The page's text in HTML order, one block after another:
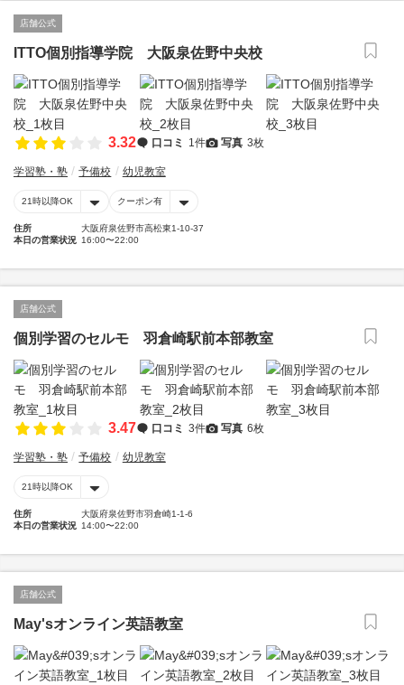
店舗公式
ITTO個別指導学院 大阪泉佐野中央校
3.32 口コミ 1件 写真 3枚
学習塾・塾 予備校 幼児教室
21時以降OK クーポン有
住所
大阪府泉佐野市高松東1-10-37
本日の営業状況 16:00〜22:00
店舗公式
個別学習のセルモ 羽倉崎駅前本部教室
3.47 口コミ 3件 写真 6枚
学習塾・塾 予備校 幼児教室
21時以降OK
住所
大阪府泉佐野市羽倉崎1-1-6
本日の営業状況 14:00〜22:00
店舗公式
May'sオンライン英語教室